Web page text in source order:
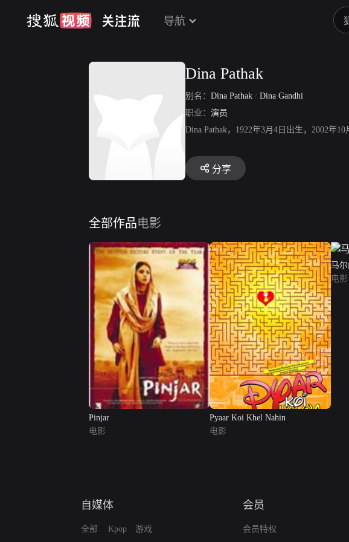
导航
Dina Pathak
别名： Dina Pathak / Dina Gandhi
职业： 演员
Dina Pathak，1922年3月4日出生，2002年
分享
全部作品电影
Pinjar
电影
Pyaar Koi Khel Nahin
电影
马
电影
自媒体
全部 Kpop 游戏
会员
会员特权